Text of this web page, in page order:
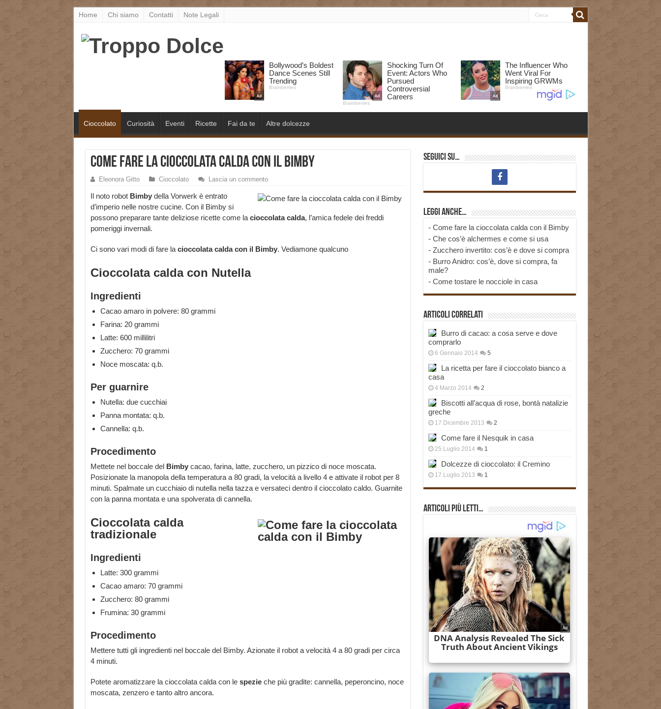
Home Chi siamo Contatti Note Legali
Cioccolato Curiosità Eventi Ricette Fai da te Altre dolcezze
Come fare la cioccolata calda con il Bimby
Eleonora Gitto Cioccolato Lascia un commento
Il noto robot Bimbydella Vorwerk è entrato
d’imperio nelle nostre cucine. Con il Bimby si
possono preparare tante deliziose ricette come la cioccolata calda, l’amica fedele dei freddi
pomeriggi invernali.
Ci sono vari modi di fare la cioccolata calda con il Bimby. Vediamone qualcuno
Cioccolata calda con Nutella
Ingredienti
Cacao amaro in polvere: 80 grammi
Farina: 20 grammi
Latte: 600 millilitri
Zucchero: 70 grammi
Noce moscata: q.b.
Per guarnire
Nutella: due cucchiai
Panna montata: q.b.
Cannella: q.b.
Procedimento
Mettete nel boccale del Bimbycacao, farina, latte, zucchero, un pizzico di noce moscata.
Posizionate la manopola della temperatura a 80 gradi, la velocità a livello 4 e attivate il robot per 8
minuti. Spalmate un cucchiaio di nutella nella tazza e versateci dentro il cioccolato caldo. Guarnite
con la panna montata e una spolverata di cannella.
Cioccolata calda
tradizionale
Ingredienti
Latte: 300 grammi
Cacao amaro: 70 grammi
Zucchero: 80 grammi
Frumina: 30 grammi
Procedimento
Mettere tutti gli ingredienti nel boccale del Bimby. Azionate il robot a velocità 4 a 80 gradi per circa
4 minuti.
Potete aromatizzare la cioccolata calda con lespezieche più gradite: cannella, peperoncino, noce
moscata, zenzero e tanto altro ancora.
Seguici su…
Leggi anche…
- Come fare la cioccolata calda con il Bimby
- Che cos’è alchermes e come si usa
- Zucchero invertito: cos’è e dove si compra
- Burro Anidro: cos’è, dove si compra, fa
male?
- Come tostare le nocciole in casa
Articoli correlati
Burro di cacao: a cosa serve e dove
comprarlo
6 Gennaio 2014 5
La ricetta per fare il cioccolato bianco a
casa
4 Marzo 2014 2
Biscotti all’acqua di rose, bontà natalizie
greche
17 Dicembre 2013 2
Come fare il Nesquik in casa
25 Luglio 2014 1
Dolcezze di cioccolato: il Cremino
17 Luglio 2013 1
Articoli più Letti…